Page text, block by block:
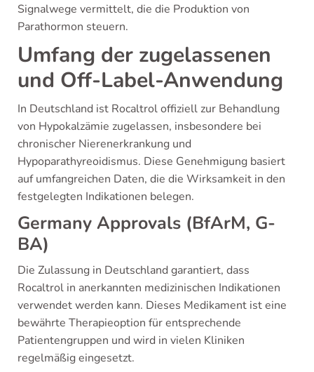
Signalwege vermittelt, die die Produktion von
Parathormon steuern.
Umfang der zugelassenen
und Off-Label-Anwendung
In Deutschland ist Rocaltrol offiziell zur Behandlung
von Hypokalzämie zugelassen, insbesondere bei
chronischer Nierenerkrankung und
Hypoparathyreoidismus. Diese Genehmigung basiert
auf umfangreichen Daten, die die Wirksamkeit in den
festgelegten Indikationen belegen.
Germany Approvals (BfArM, G-
BA)
Die Zulassung in Deutschland garantiert, dass
Rocaltrol in anerkannten medizinischen Indikationen
verwendet werden kann. Dieses Medikament ist eine
bewährte Therapieoption für entsprechende
Patientengruppen und wird in vielen Kliniken
regelmäßig eingesetzt.